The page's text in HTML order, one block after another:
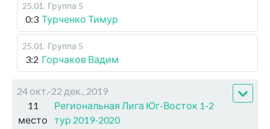
25.01 . Группа 5
0:3 Турченко Тимур
25.01 . Группа 5
3:2 Горчаков Вадим
24 окт.-22 дек., 2019
11
место
Региональная Лига Юг-Восток 1-2
тур 2019-2020